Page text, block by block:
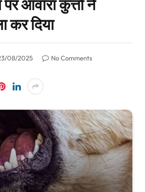
आवारा कुत्तों ने
कर दिया
08/2025
No Comments